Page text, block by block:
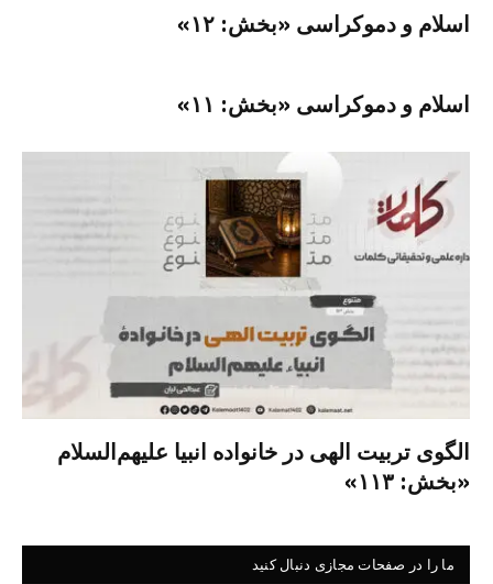
اسلام و دموکراسی «بخش: ۱۲»
اسلام و دموکراسی «بخش: ۱۱»
الگوی تربیت الهی در خانواده انبیا‌‌ علیهم‌السلام
«بخش: ۱۱۳»
ما را در صفحات مجازی دنبال کنید